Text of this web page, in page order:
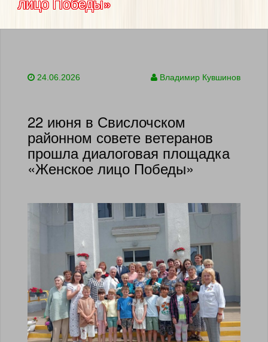
24.06.2026 Владимир Кувшинов
22 июня в Свислочском
районном совете ветеранов
прошла диалоговая площадка
«Женское лицо Победы»